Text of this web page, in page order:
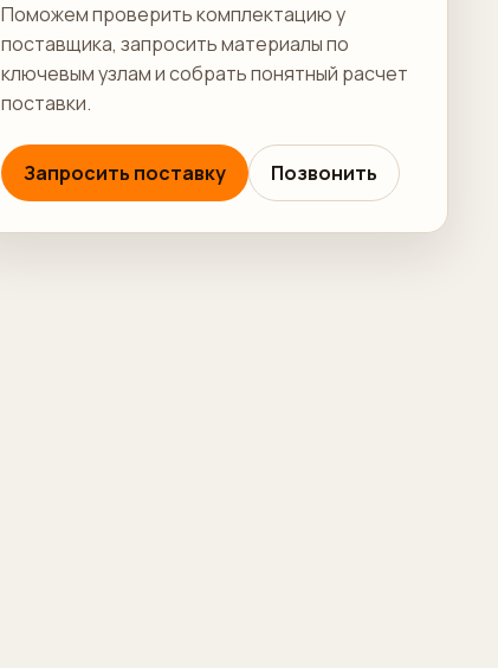
Поможем проверить комплектацию у
поставщика, запросить материалы по
ключевым узлам и собрать понятный расчет
поставки.
Запросить поставку Позвонить